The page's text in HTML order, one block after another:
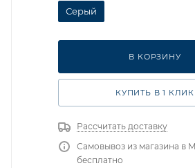
Серый
В КОРЗИНУ
КУПИТЬ В 1 КЛИК
Рассчитать доставку
Самовывоз из магазина в
бесплатно